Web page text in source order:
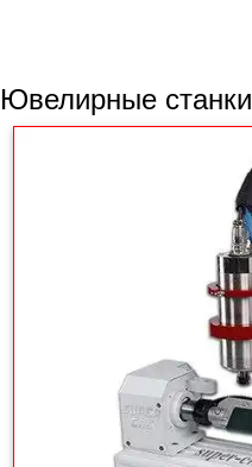
Ювелирные станки